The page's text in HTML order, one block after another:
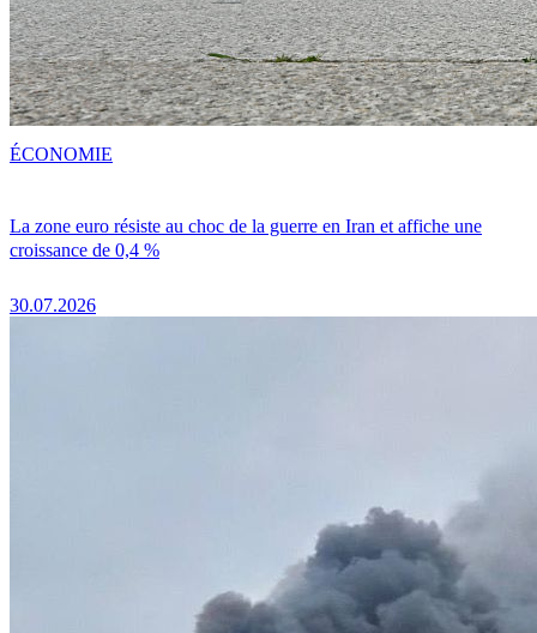
La zone euro résiste au choc de la guerre en Iran et affiche une
croissance de 0,4 %
30.07.2026
ÉCONOMIE